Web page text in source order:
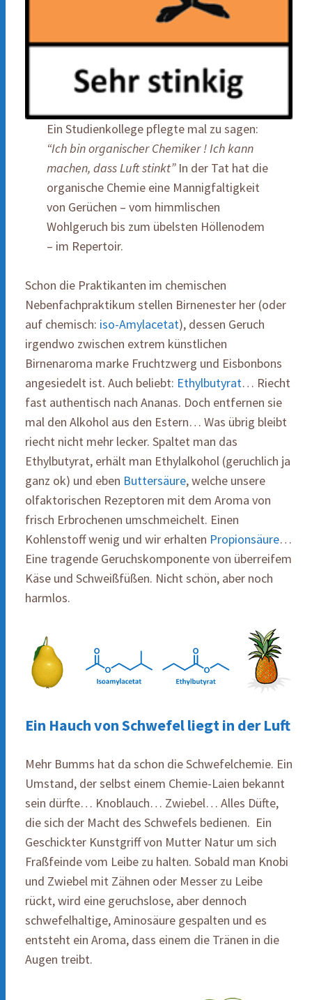
Ein Studienkollege pflegte mal zu sagen:
“Ich bin organischer Chemiker ! Ich kann
machen, dass Luft stinkt”In der Tat hat die
organische Chemie eine Mannigfaltigkeit
von Gerüchen – vom himmlischen
Wohlgeruch bis zum übelsten Höllenodem
– im Repertoir.
Schon die Praktikanten im chemischen
Nebenfachpraktikum stellen Birnenester her (oder
auf chemisch: iso-Amylacetat), dessen Geruch
irgendwo zwischen extrem künstlichen
Birnenaroma marke Fruchtzwerg und Eisbonbons
angesiedelt ist. Auch beliebt: Ethylbutyrat… Riecht
fast authentisch nach Ananas. Doch entfernen sie
mal den Alkohol aus den Estern… Was übrig bleibt
riecht nicht mehr lecker. Spaltet man das
Ethylbutyrat, erhält man Ethylalkohol (geruchlich ja
ganz ok) und eben Buttersäure, welche unsere
olfaktorischen Rezeptoren mit dem Aroma von
frisch Erbrochenen umschmeichelt. Einen
Kohlenstoff wenig und wir erhalten Propionsäure…
Eine tragende Geruchskomponente von überreifem
Käse und Schweißfüßen. Nicht schön, aber noch
harmlos.
Ein Hauch von Schwefel liegt in der Luft
Mehr Bumms hat da schon die Schwefelchemie. Ein
Umstand, der selbst einem Chemie-Laien bekannt
sein dürfte… Knoblauch… Zwiebel… Alles Düfte,
die sich der Macht des Schwefels bedienen. Ein
Geschickter Kunstgriff von Mutter Natur um sich
Fraßfeinde vom Leibe zu halten. Sobald man Knobi
und Zwiebel mit Zähnen oder Messer zu Leibe
rückt, wird eine geruchslose, aber dennoch
schwefelhaltige, Aminosäure gespalten und es
entsteht ein Aroma, dass einem die Tränen in die
Augen treibt.